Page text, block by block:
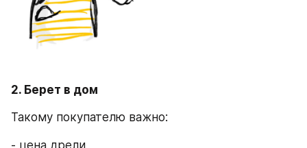
2. Берет в дом
Такому покупателю важно:
- цена дрели